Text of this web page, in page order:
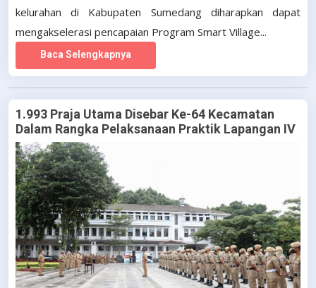
kelurahan di Kabupaten Sumedang diharapkan dapat
mengakselerasi pencapaian Program Smart Village...
Baca Selengkapnya
1.993 Praja Utama Disebar Ke-64 Kecamatan
Dalam Rangka Pelaksanaan Praktik Lapangan IV